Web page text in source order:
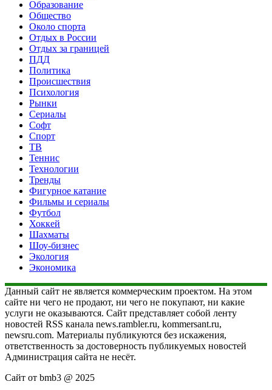
Образование
Общество
Около спорта
Отдых в России
Отдых за границей
ПДД
Политика
Происшествия
Психология
Рынки
Сериалы
Софт
Спорт
ТВ
Теннис
Технологии
Тренды
Фигурное катание
Фильмы и сериалы
Футбол
Хоккей
Шахматы
Шоу-бизнес
Экология
Экономика
Данный сайт не является коммерческим проектом. На этом
сайте ни чего не продают, ни чего не покупают, ни какие
услуги не оказываются. Сайт представляет собой ленту
новостей RSS канала news.rambler.ru, kommersant.ru,
newsru.com. Материалы публикуются без искажения,
ответственность за достоверность публикуемых новостей
Администрация сайта не несёт.
Сайт от bmb3 @ 2025